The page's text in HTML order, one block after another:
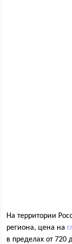
На территории
региона, цена на
в пределах от 720